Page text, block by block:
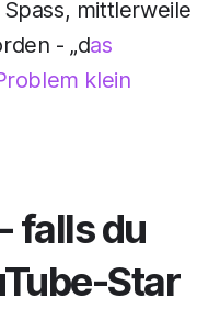
mittlerweile
- „das
klein
falls du
Star